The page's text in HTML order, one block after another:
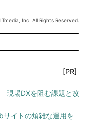
Inc. All Rights Reserved.
[PR]
現場DXを阻む課題と改
サイトの煩雑な運用を